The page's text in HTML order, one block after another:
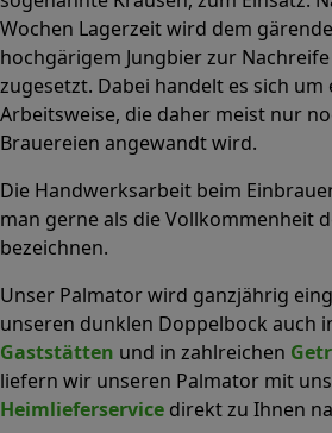
Wochen Lagerzeit wird dem
hochgärigem Jungbier zur
zugesetzt. Dabei handelt es sich
Arbeitsweise, die daher meist nur
Brauereien angewandt wird.
Die Handwerksarbeit beim
man gerne als die Vollkommenheit
bezeichnen.
Unser Palmator wird ganzjährig
unseren dunklen Doppelbock auch
Gaststätten und in zahlreichen
liefern wir unseren Palmator mit
Heimlieferservice direkt zu Ihnen